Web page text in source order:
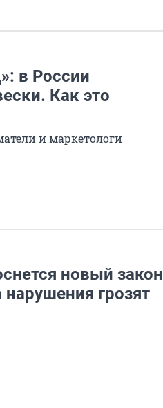
в России
Как это
и маркетологи
новый закон
грозят